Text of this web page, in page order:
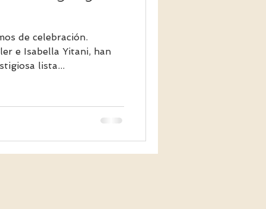
de celebración.
Isabella Yitani, han
lista...